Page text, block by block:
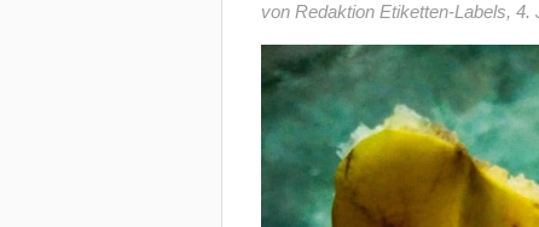
von Redaktion Etiketten-Labels, 4.